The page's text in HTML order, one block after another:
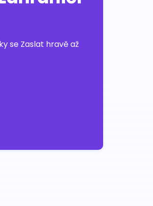
se Zaslat hravě až